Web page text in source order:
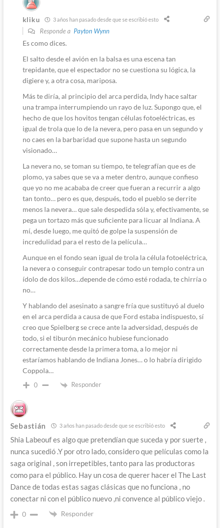
kliku 3 años han pasado desde que se escribió esto
Responde a Payton Wynn
Es como dices.
El salto desde el avión en la balsaes una escena tan
trepidante, que el espectador no se cuestiona su lógica, la
digiere y, a otra cosa, mariposa.
Más te diría, al principio del arca perdida, Indy hace saltar
una trampa interrumpiendo un rayo de luz. Supongo que, el
hecho de que los hovitos tengan células fotoeléctricas, es
igual de trola que lo de la nevera, pero pasa en un segundo y
no caes en la barbaridad que supone hasta un segundo
visionado…
La nevera no, se toman su tiempo, te telegrafían que es de
plomo, ya sabes que se va a meter dentro, aunque confieso
que yo no me acababa de creer que fueran a recurrir a algo
tan tonto… pero es que, después, todo el pueblo se derrite
menos la nevera… que sale despedida sóla y, efectivamente, se
pega un tortazo más que suficiente para licuar al Indiana. A
mí, desde luego, me quitó de golpe la suspensión de
incredulidad para el resto de la película…
Aunque en el fondo sean igual de trola la célula fotoeléctrica,
la nevera o conseguir contrapesar todo un templo contra un
ídolo de dos kilos…depende de cómo esté rodada, te chirría o
no…
Y hablando del asesinato a sangre fría que sustituyó al duelo
en el arca perdida a causa de que Ford estaba indispuesto, sí
creo que Spielberg se crece ante la adversidad, después de
todo, si el tiburón mecánico hubiese funcionado
correctamente desde la primera toma, a lo mejor ni
estaríamos hablando de Indiana Jones… o lo habría dirigido
Coppola…
0 Responder
Sebastián 3 años han pasado desde que se escribió esto
Shia Labeouf es algo que pretendían que suceda y por suerte ,
nunca sucedió .Y por otro lado, considero que películas como la
saga original , son irrepetibles, tanto para las productoras
como para el público. Hay un cosa de querer hacer el The Last
Dance de todas estas sagas clásicas que no funciona , no
conectar ni con el público nuevo ,ni convence al público viejo .
0 Responder